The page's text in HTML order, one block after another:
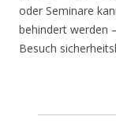
oder Seminare
behindert werden
Besuch